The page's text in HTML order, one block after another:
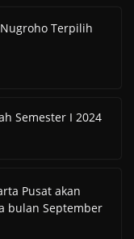
Terpilih
Semester I 2024
Pusat akan
bulan September